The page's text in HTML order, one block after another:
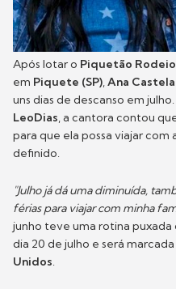
Após lotar o Piquetão
em Piquete (SP),Ana Castela
uns dias de descanso em
LeoDias, a cantora contou
para que ela possa viajar com
definido.
"Julho já dá uma diminuída,
férias para viajar com minha
junho teve uma rotina puxada
dia 20 de julho e será
Unidos.